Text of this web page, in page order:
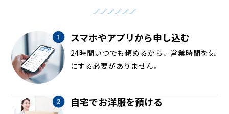
スマホやアプリから申し込む
24時間いつでも頼めるから、営業時間を気
にする必要がありません。
自宅でお洋服を預ける